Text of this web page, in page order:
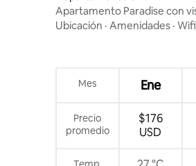
Apartamento Paradise con
Ubicación · Amenidades · Wifi
Mes Ene
Precio
promedio
$176
USD